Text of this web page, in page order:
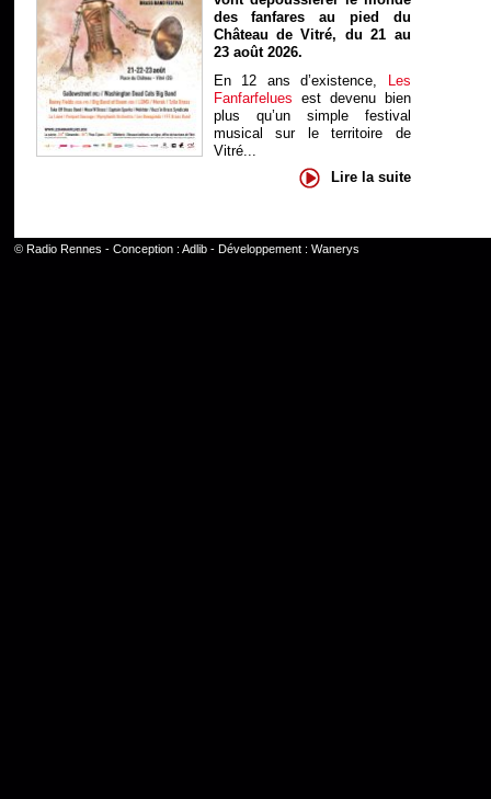
des fanfares au pied du
Château de Vitré, du 21 au
23 août 2026.
En 12 ans d’existence, Les
Fanfarfelues est devenu bien
plus qu’un simple festival
musical sur le territoire de
Vitré...
Lire la suite
© Radio Rennes - Conception : Adlib- Développement : Wanerys